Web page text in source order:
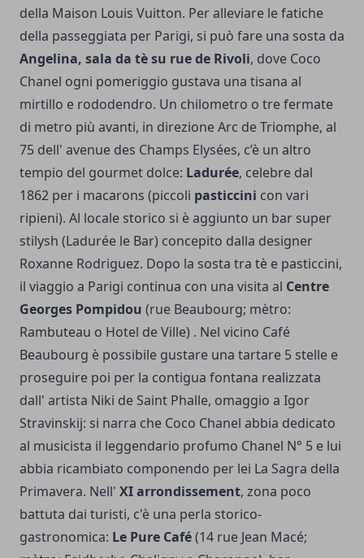
della Maison Louis Vuitton. Per alleviare le fatiche
della passeggiata per Parigi, si può fare una sosta da
Angelina, sala da tè su rue de Rivoli, dove Coco
Chanel ogni pomeriggio gustava una tisana al
mirtillo e rododendro. Un chilometro o tre fermate
di metro più avanti, in direzione Arc de Triomphe, al
75 dell' avenue des Champs Elysées, c’è un altro
tempio del gourmet dolce: Ladurée, celebre dal
1862 per i macarons (piccoli pasticcini con vari
ripieni). Al locale storico si è aggiunto un bar super
stilysh (Ladurée le Bar) concepito dalla designer
Roxanne Rodriguez. Dopo la sosta tra tè e pasticcini,
il viaggio a Parigi continua con una visita al Centre
Georges Pompidou (rue Beaubourg; mètro:
Rambuteau o Hotel de Ville) . Nel vicino Café
Beaubourg è possibile gustare una tartare 5 stelle e
proseguire poi per la contigua fontana realizzata
dall' artista Niki de Saint Phalle, omaggio a Igor
Stravinskij: si narra che Coco Chanel abbia dedicato
al musicista il leggendario profumo Chanel N° 5 e lui
abbia ricambiato componendo per lei La Sagra della
Primavera. Nell' XI arrondissement, zona poco
battuta dai turisti, c'è una perla storico-
gastronomica: Le Pure Café(14 rue Jean Macé;